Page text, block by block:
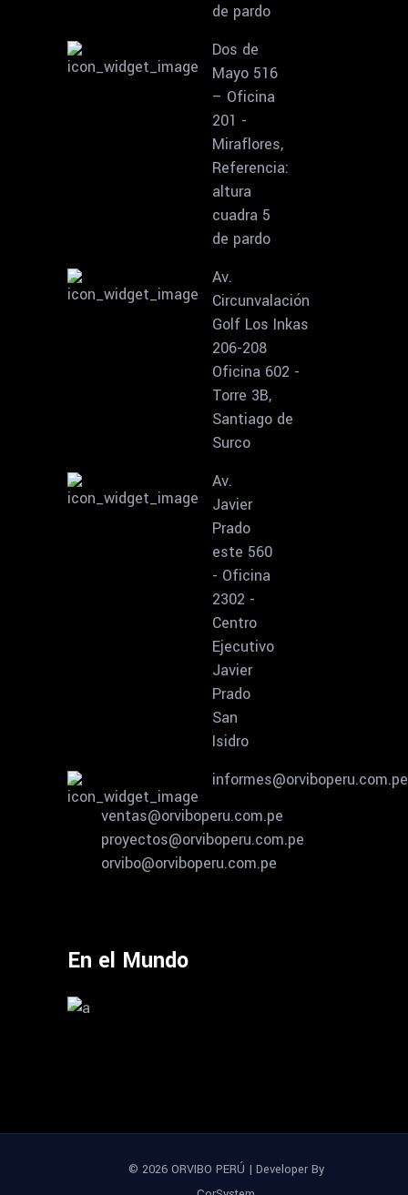
de pardo
Dos de
Mayo 516
– Oficina
201 -
Miraflores,
Referencia:
altura
cuadra 5
de pardo
Av.
Circunvalación
Golf Los Inkas
206-208
Oficina 602 -
Torre 3B,
Santiago de
Surco
Av.
Javier
Prado
este 560
- Oficina
2302 -
Centro
Ejecutivo
Javier
Prado
San
Isidro
informes@orviboperu.com.pe
ventas@orviboperu.com.pe
proyectos@orviboperu.com.pe
orvibo@orviboperu.com.pe
En el Mundo
© 2026 ORVIBO PERÚ | Developer By